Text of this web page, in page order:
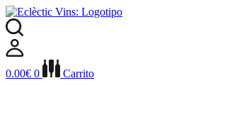
Ir
al
contenido
0.00€ 0 Carrito